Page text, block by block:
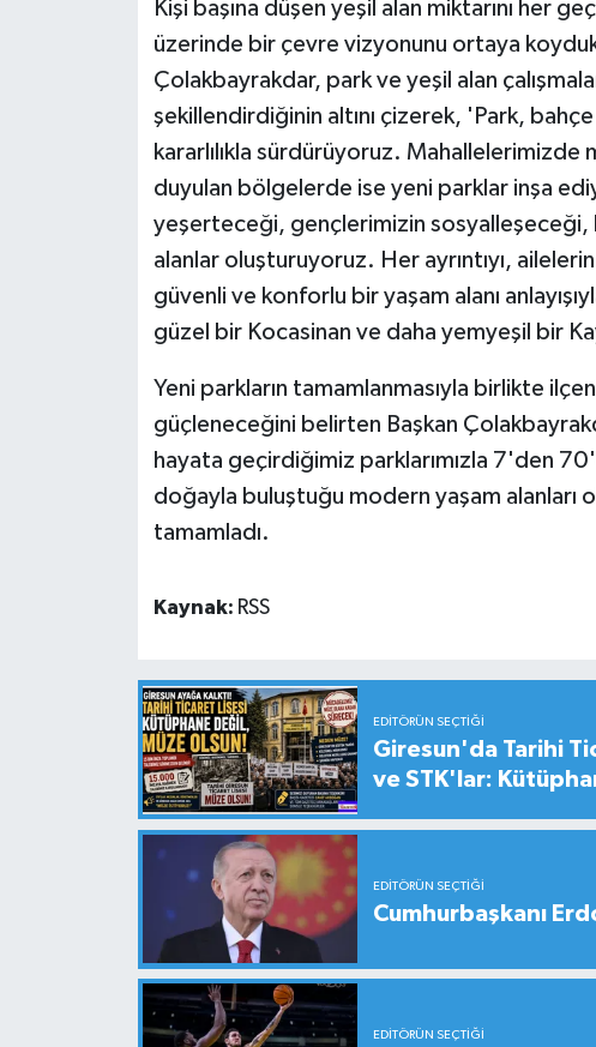
Kişi başına düşen yeşil alan miktarını her
üzerinde bir çevre vizyonunu ortaya
Çolakbayrakdar, park ve yeşil alan
şekillendirdiğinin altını çizerek, 'Park, bahçe
kararlılıkla sürdürüyoruz. Mahallelerimizde
duyulan bölgelerde ise yeni parklar inşa
yeşerteceği, gençlerimizin
alanlar oluşturuyoruz. Her ayrıntıyı,
güvenli ve konforlu bir yaşam alanı
güzel bir Kocasinan ve daha yemyeşil bir
Yeni parkların tamamlanmasıyla birlikte
güçleneceğini belirten Başkan
hayata geçirdiğimiz parklarımızla 7'den
doğayla buluştuğu modern yaşam alanları
tamamladı.
Kaynak: RSS
EDITÖRÜN SEÇTIĞI
Giresun'da Tarihi
ve STK'lar:
EDITÖRÜN SEÇTIĞI
Cumhurbaşkanı
EDITÖRÜN SEÇTIĞI